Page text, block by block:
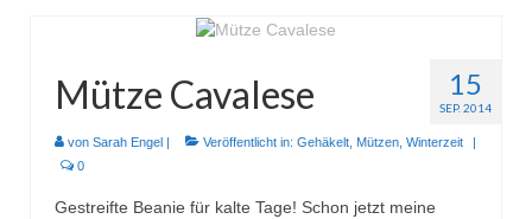
15
SEP. 2014
Mütze Cavalese
von Sarah Engel Veröffentlicht in: Gehäkelt Mützen Winterzeit
0
Gestreifte Beanie für kalte Tage! Schon jetzt meine